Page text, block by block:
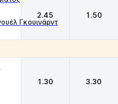
Γκουινάρντ
2.45 1.50
1.30 3.30